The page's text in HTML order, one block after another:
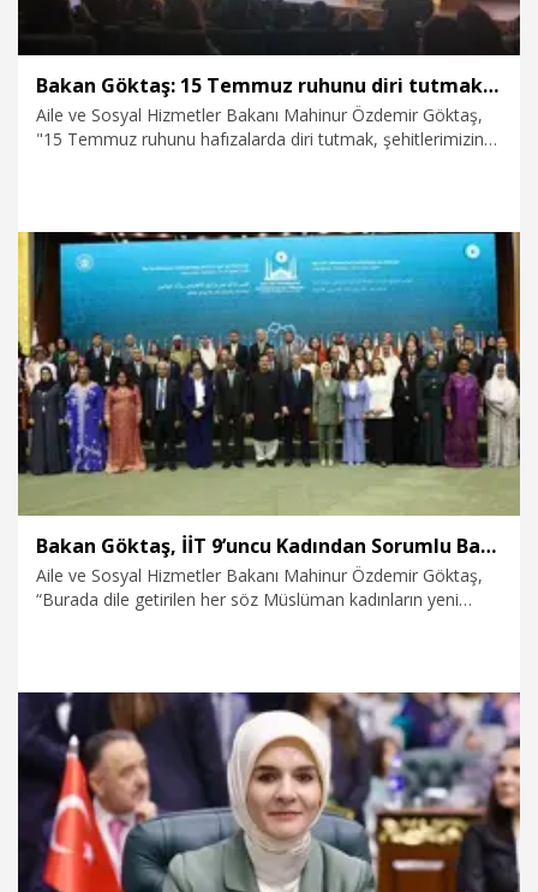
Bakan Göktaş: 15 Temmuz ruhunu diri tutmak hepimizin milli vazifesidir
Aile ve Sosyal Hizmetler Bakanı Mahinur Özdemir Göktaş,
"15 Temmuz ruhunu hafızalarda diri tutmak, şehitlerimizin
14.07.2026 Politika
Bakan Göktaş, İİT 9’uncu Kadından Sorumlu Bakanlar Konferansı'nda konuştu
Aile ve Sosyal Hizmetler Bakanı Mahinur Özdemir Göktaş,
“Burada dile getirilen her söz Müslüman kadınların yeni
bütün dünyanın duyacağı, adalet ve merhamet çağrısına
dönüştürecek” dedi.
13.07.2026 Dünya